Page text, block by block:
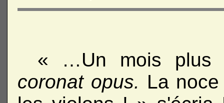
« …Un mois plus
coronat opus. La